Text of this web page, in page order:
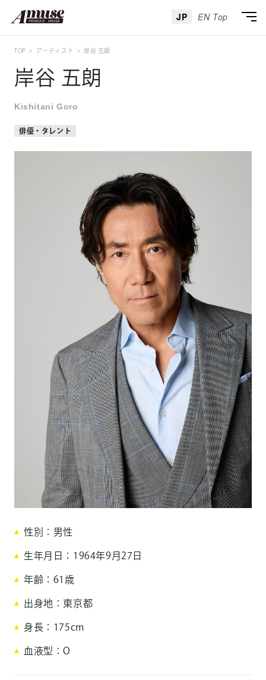
JP EN Top
お問い合わせ
法人のお客様
AUDITION アーティスト募集
Amuse Solution アミューズのソリューション
ENGLISH
TOP アーティスト 岸谷 五朗
岸谷 五朗
Kishitani Goro
俳優・タレント
谷
五
朗
i
h
性別 男性
生年月日 1964年9月27日
年齢 61 歳
出身地 東京都
身長 175cm
血液型 O